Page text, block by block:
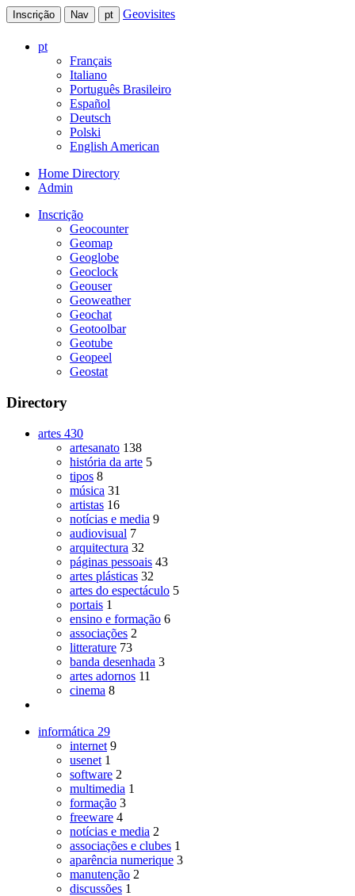
Inscrição Nav pt Geovisites
pt
Français
Italiano
Português Brasileiro
Español
Deutsch
Polski
English American
Home Directory
Admin
Inscrição
Geocounter
Geomap
Geoglobe
Geoclock
Geouser
Geoweather
Geochat
Geotoolbar
Geotube
Geopeel
Geostat
Directory
artes 430
artesanato 138
história da arte 5
tipos 8
música 31
artistas 16
notícias e media 9
audiovisual 7
arquitectura 32
páginas pessoais 43
artes plásticas 32
artes do espectáculo 5
portais 1
ensino e formação 6
associações 2
litterature 73
banda desenhada 3
artes adornos 11
cinema 8
informática 29
internet 9
usenet 1
software 2
multimedia 1
formação 3
freeware 4
notícias e media 2
associações e clubes 1
aparência numerique 3
manutenção 2
discussões 1